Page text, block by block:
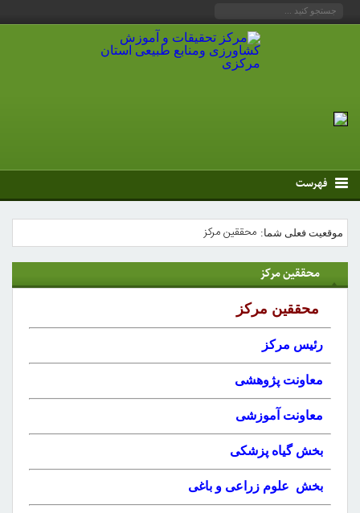
فهرست
موقعیت فعلی شما: محققین مرکز
محققین مرکز
محققین مرکز
رئیس مرکز
معاونت پژوهشی
معاونت آموزشی
بخش گیاه پزشکی
بخش علوم زراعی و باغی